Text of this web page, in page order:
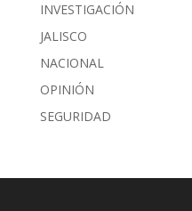
INVESTIGACIÓN
JALISCO
NACIONAL
OPINIÓN
SEGURIDAD